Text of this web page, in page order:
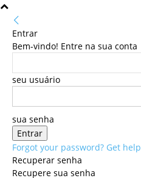
Entrar
Bem-vindo! Entre na sua conta
seu usuário
sua senha
Forgot your password? Get help
Recuperar senha
Recupere sua senha